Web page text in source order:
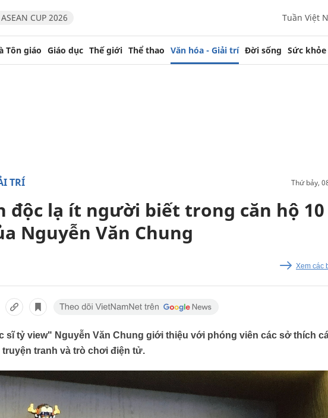
CUP 2026 Tuần Việt
Tôn giáo Giáo dục Thế giới Thể thao Văn hóa - Giải trí Đời sống Sức khỏe
TRÍ thứ bảy,
độc lạ ít người biết trong căn hộ
Nguyễn Văn Chung
Xem các
sĩ tỷ view" Nguyễn Văn Chung giới thiệu với phóng viên các sở thích
truyện tranh và trò chơi điện tử.